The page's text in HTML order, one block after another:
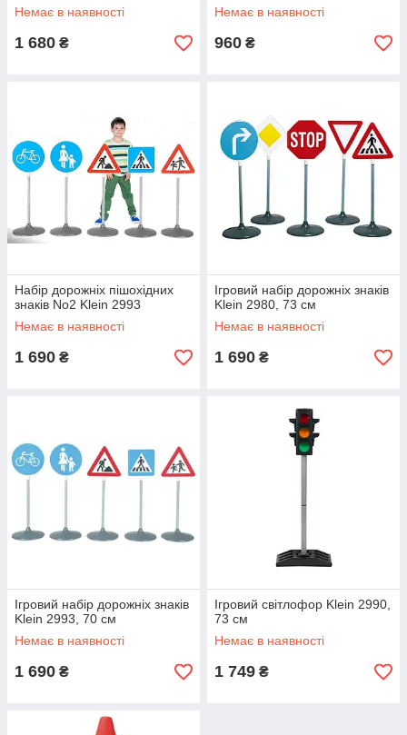
Немає в наявності
1 680 ₴
Немає в наявності
960 ₴
Набір дорожніх пішохідних
знаків No2 Klein 2993
Немає в наявності
1 690 ₴
Ігровий набір дорожніх знаків
Klein 2980, 73 см
Немає в наявності
1 690 ₴
Ігровий набір дорожніх знаків
Klein 2993, 70 см
Немає в наявності
1 690 ₴
Ігровий світлофор Klein 2990,
73 см
Немає в наявності
1 749 ₴